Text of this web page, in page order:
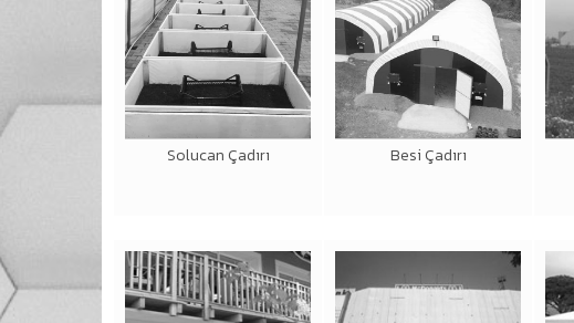
Solucan Çadırı Besi Çadırı